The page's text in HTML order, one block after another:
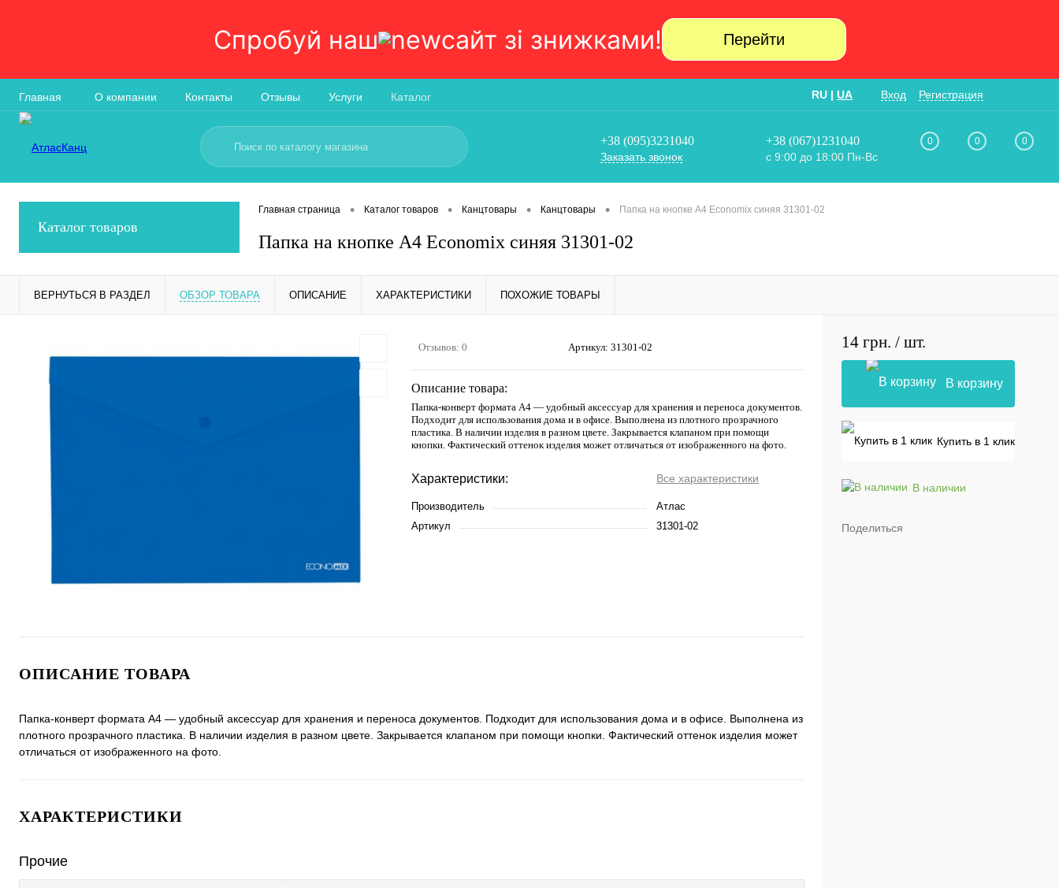
Спробуй наш сайт зi знижками! Перейти
Главная О компании Контакты Отзывы Услуги Каталог RU | UA Вход Регистрация
+38 (095)3231040
Заказать звонок
+38 (067)1231040
с 9:00 до 18:00 Пн-Вс
0 0 0
Каталог товаров
Главная страница • Каталог товаров • Канцтовары • Канцтовары • Папка на кнопке А4 Economix синяя 31301-02
Папка на кнопке А4 Economix синяя 31301-02
ВЕРНУТЬСЯ В РАЗДЕЛ ОБЗОР ТОВАРА ОПИСАНИЕ ХАРАКТЕРИСТИКИ ПОХОЖИЕ ТОВАРЫ
Отзывов: 0 Артикул: 31301-02
Описание товара:
Папка-конверт формата А4 — удобный аксессуар для хранения и переноса документов.
Подходит для использования дома и в офисе. Выполнена из плотного прозрачного
пластика. В наличии изделия в разном цвете. Закрывается клапаном при помощи
кнопки. Фактический оттенок изделия может отличаться от изображенного на фото.
Характеристики: Все характеристики
Производитель
Атлас
Артикул
31301-02
ОПИСАНИЕ ТОВАРА
Папка-конверт формата А4 — удобный аксессуар для хранения и переноса документов. Подходит для использования дома и в офисе. Выполнена из
плотного прозрачного пластика. В наличии изделия в разном цвете. Закрывается клапаном при помощи кнопки. Фактический оттенок изделия может
отличаться от изображенного на фото.
ХАРАКТЕРИСТИКИ
Прочие
14 грн. / шт.
В корзину
Купить в 1 клик
В наличии
Поделиться